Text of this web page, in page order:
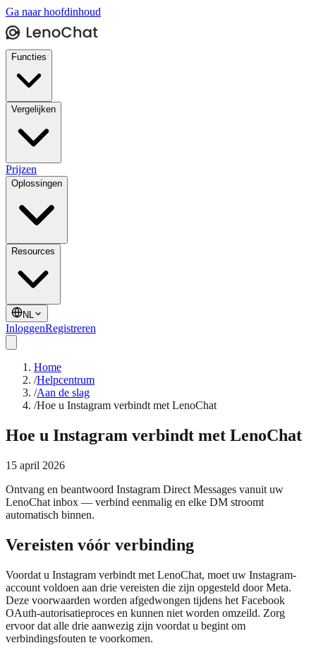
Ga naar hoofdinhoud
Functies
Vergelijken
Prijzen
Oplossingen
Resources
NL
InloggenRegistreren
Home
/Helpcentrum
/Aan de slag
/Hoe u Instagram verbindt met LenoChat
Hoe u Instagram verbindt met LenoChat
15 april 2026
Ontvang en beantwoord Instagram Direct Messages vanuit uw
LenoChat inbox — verbind eenmalig en elke DM stroomt
automatisch binnen.
Vereisten vóór verbinding
Voordat u Instagram verbindt met LenoChat, moet uw Instagram-
account voldoen aan drie vereisten die zijn opgesteld door Meta.
Deze voorwaarden worden afgedwongen tijdens het Facebook
OAuth-autorisatieproces en kunnen niet worden omzeild. Zorg
ervoor dat alle drie aanwezig zijn voordat u begint om
verbindingsfouten te voorkomen.